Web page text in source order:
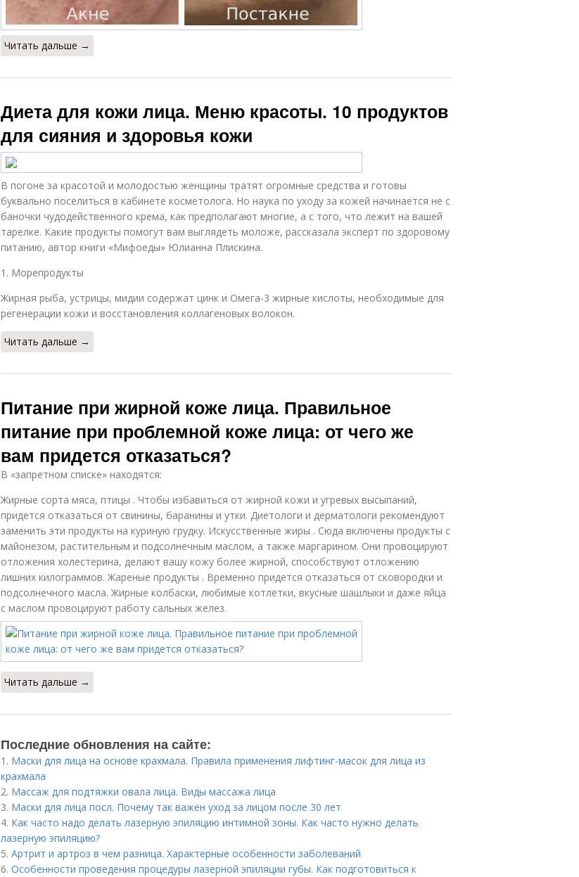
Читать дальше →
Диета для кожи лица. Меню красоты. 10 продуктов
для сияния и здоровья кожи
В погоне за красотой и молодостью женщины тратят огромные средства и готовы
буквально поселиться в кабинете косметолога. Но наука по уходу за кожей начинается не с
баночки чудодейственного крема, как предполагают многие, а с того, что лежит на вашей
тарелке. Какие продукты помогут вам выглядеть моложе, рассказала эксперт по здоровому
питанию, автор книги «Мифоеды» Юлианна Плискина.
1. Морепродукты
Жирная рыба, устрицы, мидии содержат цинк и Омега-3 жирные кислоты, необходимые для
регенерации кожи и восстановления коллагеновых волокон.
Читать дальше →
Питание при жирной коже лица. Правильное
питание при проблемной коже лица: от чего же
вам придется отказаться?
В «запретном списке» находятся:
Жирные сорта мяса, птицы . Чтобы избавиться от жирной кожи и угревых высыпаний,
придется отказаться от свинины, баранины и утки. Диетологи и дерматологи рекомендуют
заменить эти продукты на куриную грудку. Искусственные жиры . Сюда включены продукты с
майонезом, растительным и подсолнечным маслом, а также маргарином. Они провоцируют
отложения холестерина, делают вашу кожу более жирной, способствуют отложению
лишних килограммов. Жареные продукты . Временно придется отказаться от сковородки и
подсолнечного масла. Жирные колбаски, любимые котлетки, вкусные шашлыки и даже яйца
с маслом провоцируют работу сальных желез.
Читать дальше →
Последние обновления на сайте:
1. Маски для лица на основе крахмала. Правила применения лифтинг-масок для лица из
крахмала
2. Массаж для подтяжки овала лица. Виды массажа лица
3. Маски для лица посл. Почему так важен уход за лицом после 30 лет
4. Как часто надо делать лазерную эпиляцию интимной зоны. Как часто нужно делать
лазерную эпиляцию?
5. Артрит и артроз в чем разница. Характерные особенности заболеваний
6. Особенности проведения процедуры лазерной эпиляции губы. Как подготовиться к